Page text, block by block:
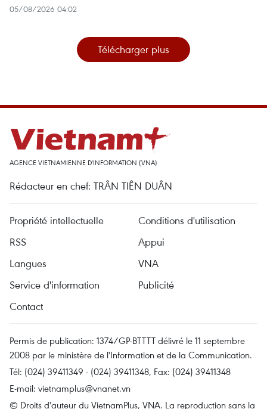
05/08/2026 04:02
Télécharger plus
AGENCE VIETNAMIENNE D'INFORMATION (VNA)
Rédacteur en chef: TRÂN TIÊN DUÂN
Propriété intellectuelle
Conditions d'utilisation
RSS
Appui
Langues
VNA
Service d'information
Publicité
Contact
Permis de publication: 1374/GP-BTTTT délivré le 11 septembre
2008 par le ministère de l'Information et de la Communication.
Tél: (024) 39411349 - (024) 39411348, Fax: (024) 39411348
E-mail: vietnamplus@vnanet.vn
© Droits d'auteur du VietnamPlus, VNA. La reproduction sans la